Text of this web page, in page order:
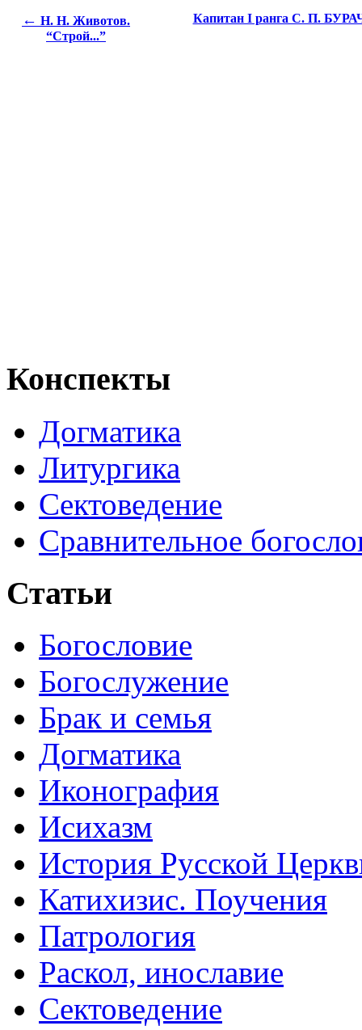
← Н. Н. Животов.
“Строй...”
Капитан I ранга С. П.
Конспекты
Догматика
Литургика
Сектоведение
Сравнительное
Статьи
Богословие
Богослужение
Брак и семья
Догматика
Иконография
Исихазм
История Русской
Катихизис. Поучения
Патрология
Раскол, инославие
Сектоведение